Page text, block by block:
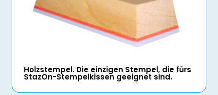
Holzstempel. Die einzigen Stempel, die fürs
StazOn-Stempelkissen geeignet sind.